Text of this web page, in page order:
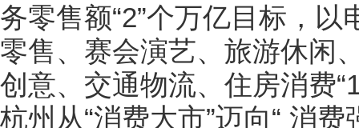
务零售额“2”个万亿目标，
零售、赛会演艺、旅游休闲
创意、交通物流、住房消费
杭州从“消费大市”迈向“ 消费